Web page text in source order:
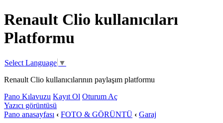
Renault Clio kullanıcıları
Platformu
Select Language ▼
Renault Clio kullanıcılarının paylaşım platformu
Pano Kılavuzu Kayıt Ol Oturum Aç
Yazıcı görüntüsü
Pano anasayfası ‹ FOTO & GÖRÜNTÜ ‹ Garaj